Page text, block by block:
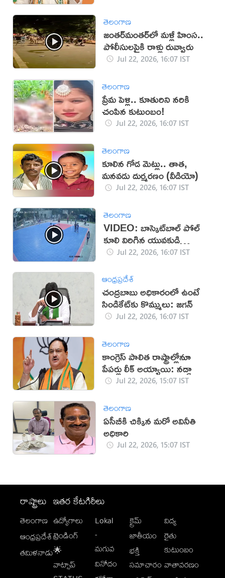
తెలంగాణ
జంతర్‌మంతర్‌లో మళ్లీ హింస..
పోలీసులపైకి రాళ్లు రువ్వారు
Jul 22, 2026, 16:07 IST
తెలంగాణ
ప్రేమ పెళ్లి.. కూతురిని నరికి
చంపిన కుటుంబం!
Jul 22, 2026, 16:07 IST
తెలంగాణ
కూలిన గోడ మెట్లు.. తాత,
మనవడు దుర్మరణం (వీడియో)
Jul 22, 2026, 16:07 IST
తెలంగాణ
VIDEO: బాస్కెట్‌బాల్ పోల్
కూలి విరిగిన యువకుడి
వెన్నుముక
Jul 22, 2026, 16:07 IST
ఆంధ్రప్రదేశ్
చంద్రబాబు అధికారంలో ఉంటే
సిండికేట్‌కు కొమ్ములు: జగన్
Jul 22, 2026, 16:07 IST
తెలంగాణ
కాంగ్రెస్‌ పాలిత రాష్ట్రాల్లోనూ
పేపర్లు లీక్‌ అయ్యాయి: నడ్డా
Jul 22, 2026, 15:07 IST
తెలంగాణ
ఏసీబీకి చిక్కిన మరో అవినీతి
అధికారి
Jul 22, 2026, 15:07 IST
రాష్ట్రాలు
తెలంగాణ
ఆంధ్రప్రదేశ్
తమిళనాడు
ఇతర కేటగిరీలు
ఉద్యోగాలు
ట్రెండింగ్
🌟
వాట్సాప్
Lokal
-
మగువ
వినోదం
క్రైమ్
జాతీయం
భక్తి
సమాచారం
విద్య
రైతు
కుటుంబం
వాతావరణం